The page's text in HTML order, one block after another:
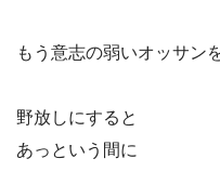
もう意志の弱いオッサン
野放しにすると
あっという間に